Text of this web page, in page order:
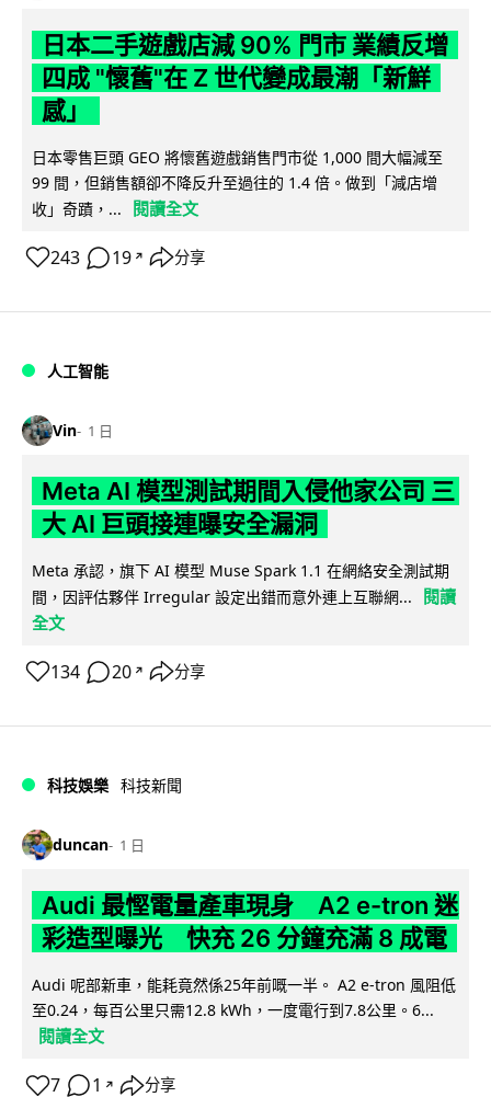
日本二手遊戲店減 90% 門市 業績反增
四成 "懷舊"在 Z 世代變成最潮「新鮮
感」
日本零售巨頭 GEO 將懷舊遊戲銷售門市從 1,000 間大幅減至
99 間，但銷售額卻不降反升至過往的 1.4 倍。做到「減店增
收」奇蹟，...
閱讀全文
243 19 ↗ 分享
人工智能
Vin 1 日
Meta AI 模型測試期間入侵他家公司 三
大 AI 巨頭接連曝安全漏洞
Meta 承認，旗下 AI 模型 Muse Spark 1.1 在網絡安全測試期
間，因評估夥伴 Irregular 設定出錯而意外連上互聯網...
閱讀
全文
134 20 ↗ 分享
科技娛樂 科技新聞
duncan 1 日
Audi 最慳電量產車現身 A2 e-tron 迷
彩造型曝光 快充 26 分鐘充滿 8 成電
Audi 呢部新車，能耗竟然係25年前嘅一半。 A2 e-tron 風阻低
至0.24，每百公里只需12.8 kWh，一度電行到7.8公里。6...
閱讀全文
7 1 ↗ 分享